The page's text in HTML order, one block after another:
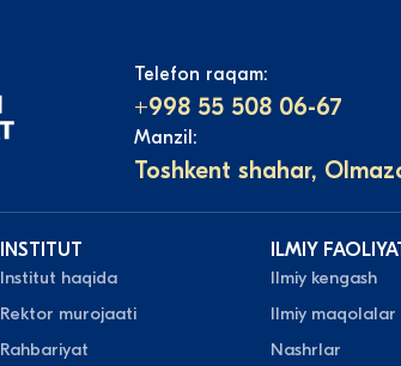
Telefon raqam:
+998 55 508 06-67
Manzil:
Toshkent shahar,
INSTITUT
Institut haqida
Rektor murojaati
Rahbariyat
ILMIY
Ilmiy kengash
Ilmiy maqolalar
Nashrlar